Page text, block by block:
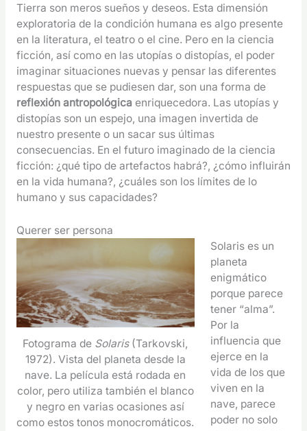
Tierra son meros sueños y deseos. Esta dimensión
exploratoria de la condición humana es algo presente
en la literatura, el teatro o el cine. Pero en la ciencia
ficción, así como en las utopías o distopías, el poder
imaginar situaciones nuevas y pensar las diferentes
respuestas que se pudiesen dar, son una forma de
reflexión antropológica enriquecedora. Las utopías y
distopías son un espejo, una imagen invertida de
nuestro presente o un sacar sus últimas
consecuencias. En el futuro imaginado de la ciencia
ficción: ¿qué tipo de artefactos habrá?, ¿cómo influirán
en la vida humana?, ¿cuáles son los límites de lo
humano y sus capacidades?
Querer ser persona
Fotograma de Solaris(Tarkovski,
1972). Vista del planeta desde la
nave. La película está rodada en
color, pero utiliza también el blanco
y negro en varias ocasiones así
como estos tonos monocromáticos.
Solaris es un
planeta
enigmático
porque parece
tener “alma”.
Por la
influencia que
ejerce en la
vida de los que
viven en la
nave, parece
poder no solo